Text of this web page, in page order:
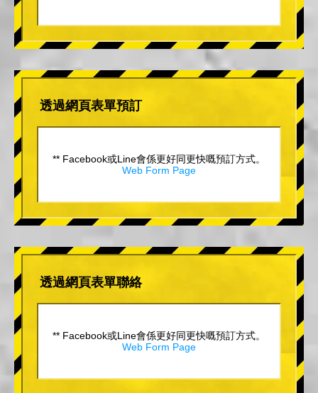
透過網頁表單預訂
** Facebook或Line會係更好同更快嘅預訂方式。
Web Form Page
透過網頁表單聯絡
** Facebook或Line會係更好同更快嘅預訂方式。
Web Form Page